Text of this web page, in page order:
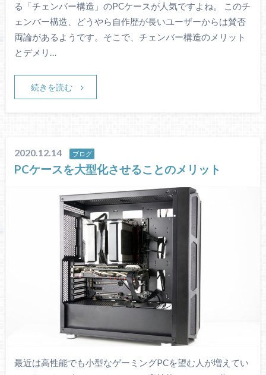
る「チェンバー構造」のPCケースが人気ですよね。 このチ
ェンバー構造、どうやら自作歴が長いユーザーからは賛否
両論があるようです。そこで、チェンバー構造のメリット
とデメリ…
続きを読む
2020.12.14 ブログ
PCケースを大型化させることのメリット
最近は高性能でも小型なゲーミングPCを望む人が増えてい